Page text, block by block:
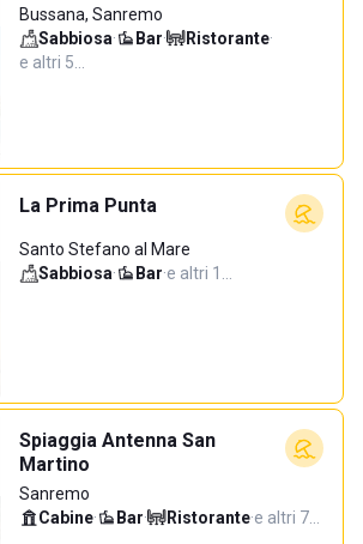
Bussana, Sanremo
Sabbiosa· Bar· Ristorante·
e altri 5…
La Prima Punta
Santo Stefano al Mare
Sabbiosa· Bar·e altri 1…
Spiaggia Antenna San
Martino
Sanremo
Cabine· Bar· Ristorante·e altri 7…